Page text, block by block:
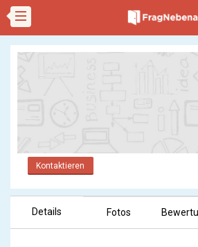
Kontaktieren
Details Fotos